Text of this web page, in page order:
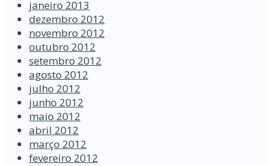
janeiro 2013
dezembro 2012
novembro 2012
outubro 2012
setembro 2012
agosto 2012
julho 2012
junho 2012
maio 2012
abril 2012
março 2012
fevereiro 2012